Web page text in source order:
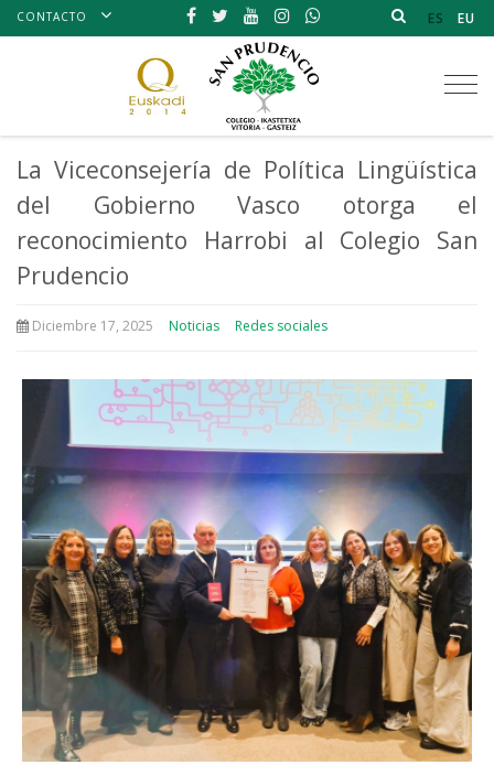
CONTACTO ES EU
La Viceconsejería de Política Lingüística
del Gobierno Vasco otorga el
reconocimiento Harrobi al Colegio San
Prudencio
Diciembre 17, 2025 Noticias Redes sociales